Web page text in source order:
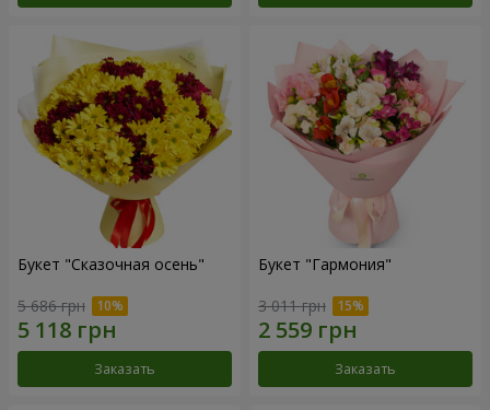
Букет "Сказочная осень"
5 686 грн
Заказать
Букет "Гармония"
3 011 грн
Заказать